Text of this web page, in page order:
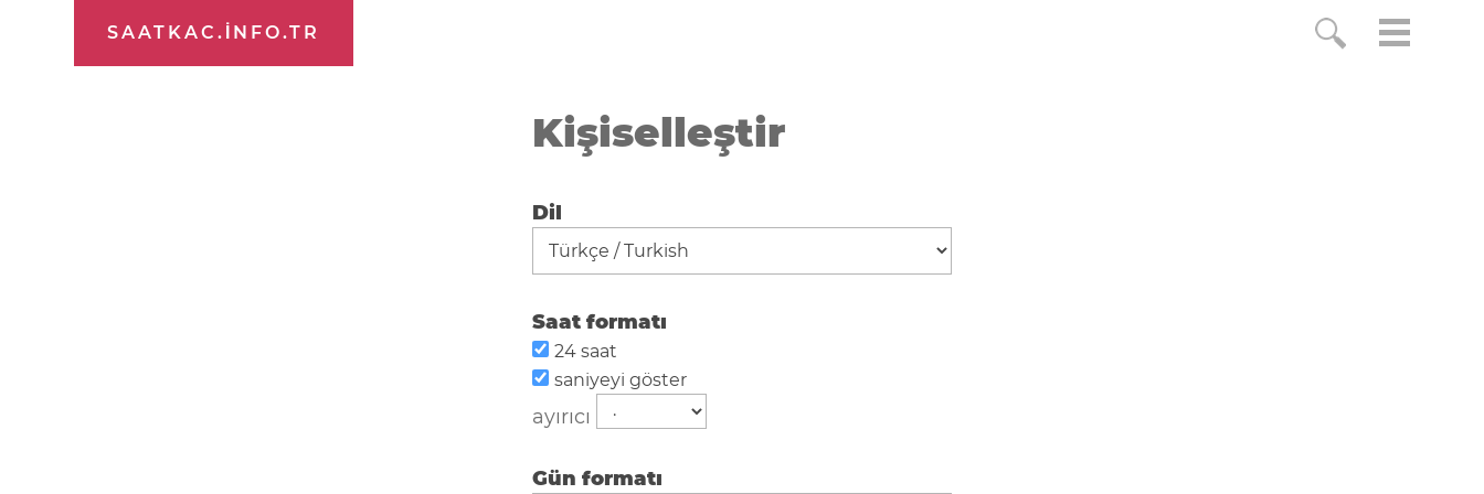
SAATKAC.INFO.TR
Kişiselleştir
Dil
Saat formatı
24 saat
saniyeyi göster
ayırıcı
Gün formatı